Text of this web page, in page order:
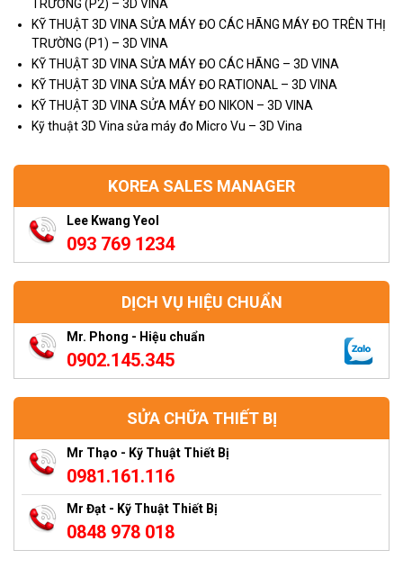
KOREA SALES MANAGER
Lee Kwang Yeol
093 769 1234
DỊCH VỤ HIỆU CHUẨN
Mr. Phong - Hiệu chuẩn
0902.145.345
SỬA CHỮA THIẾT BỊ
Mr Thạo - Kỹ Thuật Thiết Bị
0981.161.116
Mr Đạt - Kỹ Thuật Thiết Bị
0848 978 018
TRƯỜNG (P2) – 3D VINA
KỸ THUẬT 3D VINA SỬA MÁY ĐO CÁC HÃNG MÁY ĐO TRÊN THỊ
TRƯỜNG (P1) – 3D VINA
KỸ THUẬT 3D VINA SỬA MÁY ĐO CÁC HÃNG – 3D VINA
KỸ THUẬT 3D VINA SỬA MÁY ĐO RATIONAL – 3D VINA
KỸ THUẬT 3D VINA SỬA MÁY ĐO NIKON – 3D VINA
Kỹ thuật 3D Vina sửa máy đo Micro Vu – 3D Vina